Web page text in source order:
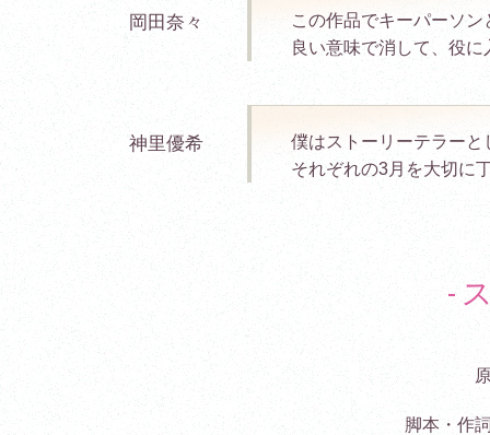
岡田奈々
この作品でキーパーソ
良い意味で消して、役
神里優希
僕はストーリーテラー
それぞれの3月を大切に
-
脚本・作